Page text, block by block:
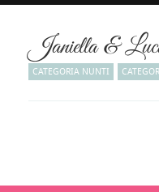
Janiella &
CATEGORIA NUNTI